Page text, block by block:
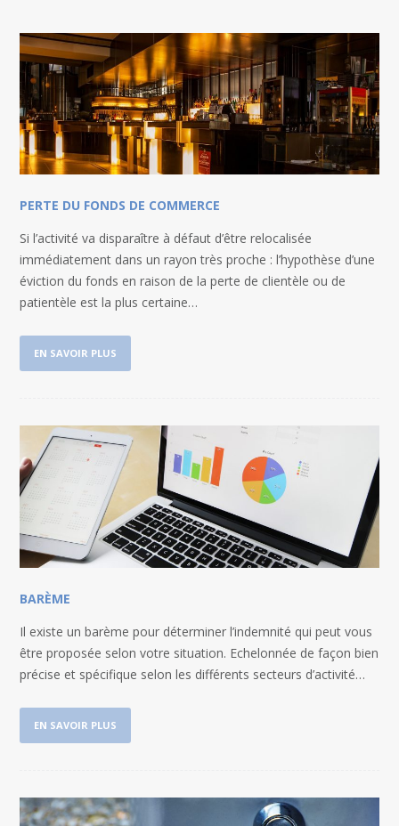
PERTE DU FONDS DE COMMERCE
Si l’activité va disparaître à défaut d’être relocalisée
immédiatement dans un rayon très proche : l’hypothèse d’une
éviction du fonds en raison de la perte de clientèle ou de
patientèle est la plus certaine…
EN SAVOIR PLUS
BARÈME
Il existe un barème pour déterminer l’indemnité qui peut vous
être proposée selon votre situation. Echelonnée de façon bien
précise et spécifique selon les différents secteurs d’activité…
EN SAVOIR PLUS